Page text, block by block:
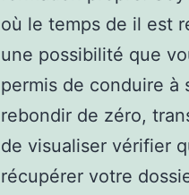
où le temps de il est
une possibilité que
permis de conduire
rebondir de zéro,
de visualiser vérifier
récupérer votre